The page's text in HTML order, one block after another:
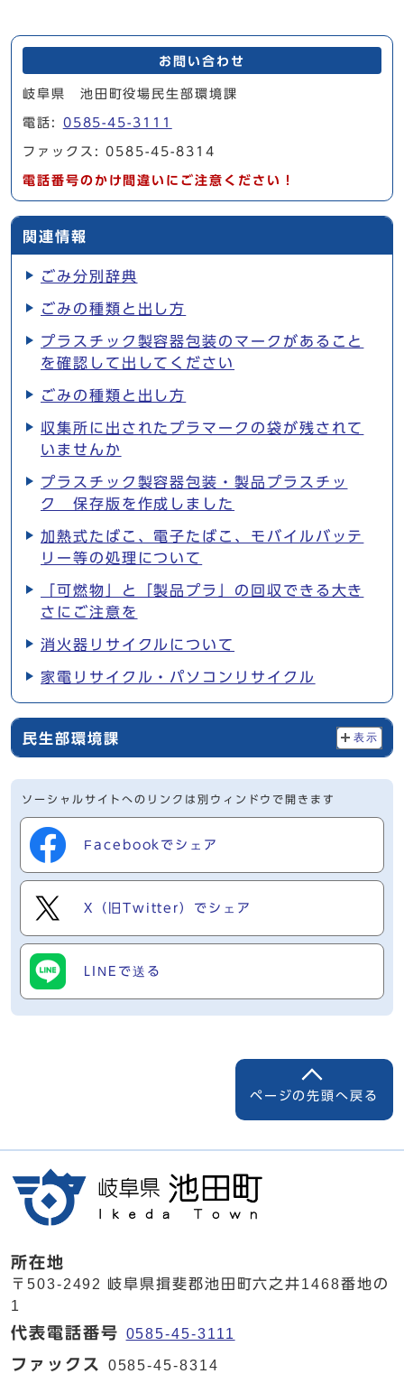
お問い合わせ
岐阜県 池田町役場民生部環境課
電話: 0585-45-3111
ファックス: 0585-45-8314
電話番号のかけ間違いにご注意ください！
関連情報
ごみ分別辞典
ごみの種類と出し方
プラスチック製容器包装のマークがあること
を確認して出してください
ごみの種類と出し方
収集所に出されたプラマークの袋が残されて
いませんか
プラスチック製容器包装・製品プラスチッ
ク 保存版を作成しました
加熱式たばこ、電子たばこ、モバイルバッテ
リー等の処理について
「可燃物」と「製品プラ」の回収できる大き
さにご注意を
消火器リサイクルについて
家電リサイクル・パソコンリサイクル
民生部環境課 表示
ソーシャルサイトへのリンクは別ウィンドウで開きます
Facebookでシェア
X（旧Twitter）でシェア
LINEで送る
ページの先頭へ戻る
所在地
〒503-2492 岐阜県揖斐郡池田町六之井1468番地の
1
代表電話番号 0585-45-3111
ファックス 0585-45-8314